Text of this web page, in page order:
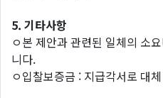
5. 기타사항
ㅇ본 제안과 관련된 일체의 소
니다.
ㅇ입찰보증금 : 지급각서로 대체